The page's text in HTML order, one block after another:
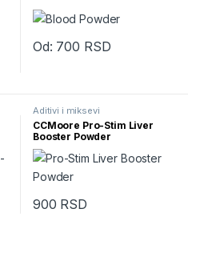
Od: 700 RSD
Aditivi i miksevi
CCMoore Pro-Stim Liver
Booster Powder
900 RSD